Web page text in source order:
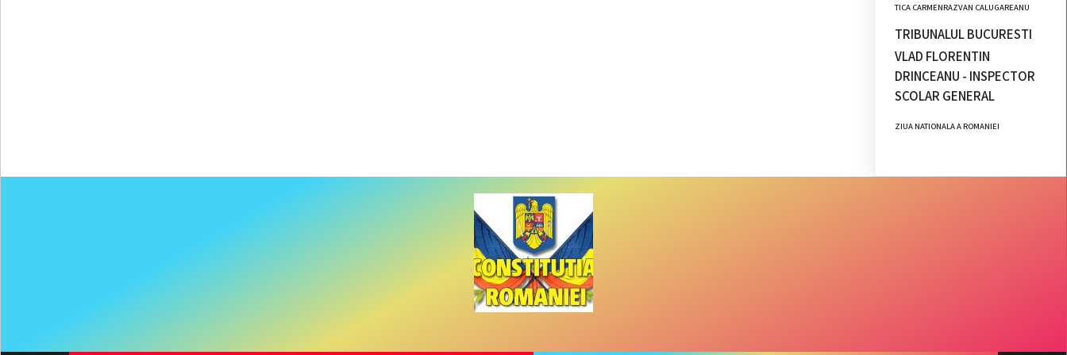
TICA CARMENRAZVAN CALUGAREANU
TRIBUNALUL BUCURESTI
VLAD FLORENTIN
DRINCEANU - INSPECTOR
SCOLAR GENERAL
ZIUA NATIONALA A ROMANIEI